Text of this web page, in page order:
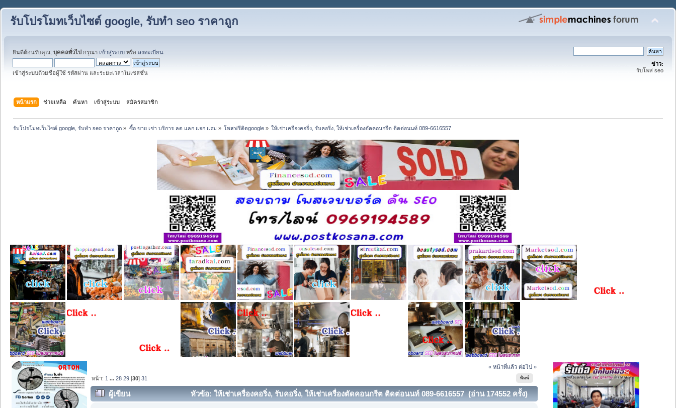
รับโปรโมทเว็บไซต์ google, รับทำ seo ราคาถูก
ยินดีต้อนรับคุณ, บุคคลทั่วไป กรุณา เข้าสู่ระบบ หรือ ลงทะเบียน
เข้าสู่ระบบด้วยชื่อผู้ใช้ รหัสผ่าน และระยะเวลาในเซสชั่น
ข่าว:
รับโพส seo
หน้าแรก ช่วยเหลือ ค้นหา เข้าสู่ระบบ สมัครสมาชิก
รับโปรโมทเว็บไซต์ google, รับทำ seo ราคาถูก » ซื้อ ขาย เช่า บริการ ลด แลก แจก แถม » โพสฟรีติดgoogle» ให้เช่าเครื่องคอริ่ง, รับคอริ่ง, ให้เช่าเครื่องตัดคอนกรีต ติดต่อนนท์ 089-6616557
« หน้าที่แล้ว ต่อไป »
พิมพ์
หน้า: 1 ...28 29 [30]31
ผู้เขียน หัวข้อ: ให้เช่าเครื่องคอริ่ง, รับคอริ่ง, ให้เช่าเครื่องตัดคอนกรีต ติดต่อนนท์ 089-6616557 (อ่าน 174552 ครั้ง)